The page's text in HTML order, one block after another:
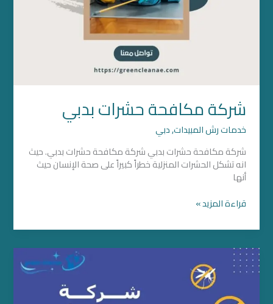
شركة مكافحة حشرات بدبي
خدمات رش المبيدات,دبي
شركة مكافحة حشرات بدبي شركة مكافحة حشرات بدبي. حيث
انه تشكل الحشرات المنزلية خطراً كبيراً على صحة الإنسان حيث
أنها
قراءة المزيد »
مكافحة
الحشرات
ابوظبي